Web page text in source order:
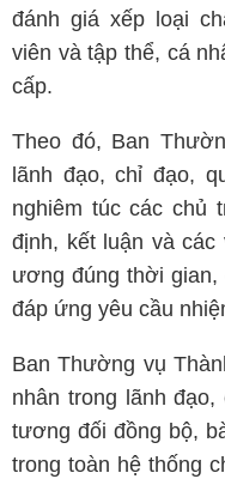
đánh giá xếp loại
viên và tập thể, cá
cấp.
Theo đó, Ban
lãnh đạo, chỉ đạo,
nghiêm túc các chủ
định, kết luận và
ương đúng thời gian,
đáp ứng yêu cầu
Ban Thường vụ
nhân trong lãnh
tương đối đồng bộ,
trong toàn hệ thống